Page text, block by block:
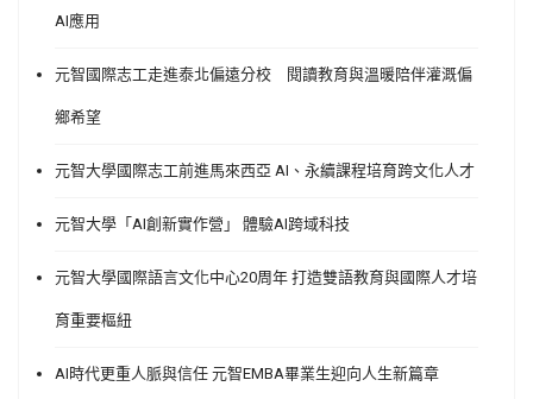
AI應用
元智國際志工走進泰北偏遠分校 閱讀教育與溫暖陪伴灌溉偏
鄉希望
元智大學國際志工前進馬來西亞 AI、永續課程培育跨文化人才
元智大學「AI創新實作營」 體驗AI跨域科技
元智大學國際語言文化中心20周年 打造雙語教育與國際人才培
育重要樞紐
AI時代更重人脈與信任 元智EMBA畢業生迎向人生新篇章